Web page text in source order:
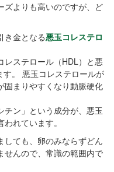
ズよりも高いのですが、ど
き金となる悪玉コレステロ
レステロール（HDL）と悪
。 悪玉コレステロールが
固まりやすくなり動脈硬化
チン」という成分が、悪玉
れています。
しても、卵のみならずどん
せんので、常識の範囲内で